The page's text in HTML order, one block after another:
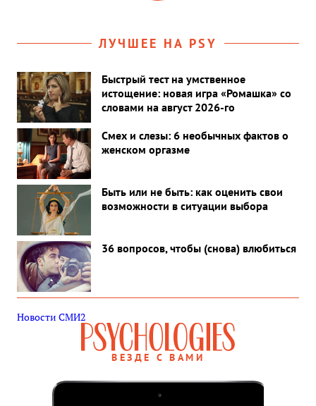
ЛУЧШЕЕ НА PSY
Быстрый тест на умственное
истощение: новая игра «Ромашка» со
словами на август 2026-го
Смех и слезы: 6 необычных фактов о
женском оргазме
Быть или не быть: как оценить свои
возможности в ситуации выбора
36 вопросов, чтобы (снова) влюбиться
Новости СМИ2
ВЕЗДЕ С ВАМИ